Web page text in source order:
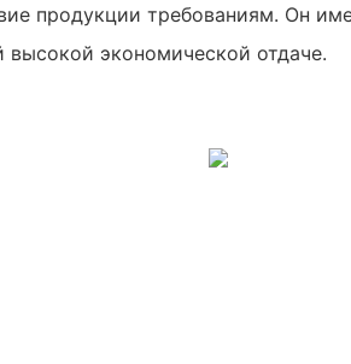
продукции требованиям. Он
высокой экономической отдаче.